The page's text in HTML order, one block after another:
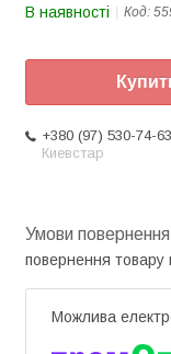
В наявності Код:
+380 (97) 530-74-63
Киевстар
повернення товару